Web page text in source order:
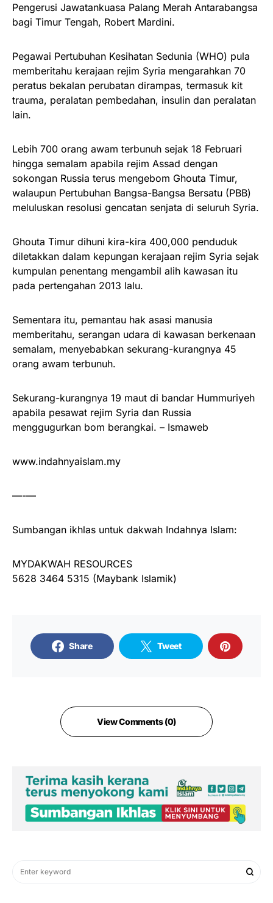
Pengerusi Jawatankuasa Palang Merah Antarabangsa
bagi Timur Tengah, Robert Mardini.
Pegawai Pertubuhan Kesihatan Sedunia (WHO) pula
memberitahu kerajaan rejim Syria mengarahkan 70
peratus bekalan perubatan dirampas, termasuk kit
trauma, peralatan pembedahan, insulin dan peralatan
lain.
Lebih 700 orang awam terbunuh sejak 18 Februari
hingga semalam apabila rejim Assad dengan
sokongan Russia terus mengebom Ghouta Timur,
walaupun Pertubuhan Bangsa-Bangsa Bersatu (PBB)
meluluskan resolusi gencatan senjata di seluruh Syria.
Ghouta Timur dihuni kira-kira 400,000 penduduk
diletakkan dalam kepungan kerajaan rejim Syria sejak
kumpulan penentang mengambil alih kawasan itu
pada pertengahan 2013 lalu.
Sementara itu, pemantau hak asasi manusia
memberitahu, serangan udara di kawasan berkenaan
semalam, menyebabkan sekurang-kurangnya 45
orang awam terbunuh.
Sekurang-kurangnya 19 maut di bandar Hummuriyeh
apabila pesawat rejim Syria dan Russia
menggugurkan bom berangkai. – Ismaweb
www.indahnyaislam.my
—-—
Sumbangan ikhlas untuk dakwah Indahnya Islam:
MYDAKWAH RESOURCES
5628 3464 5315 (Maybank Islamik)
Share Tweet
View Comments (0)